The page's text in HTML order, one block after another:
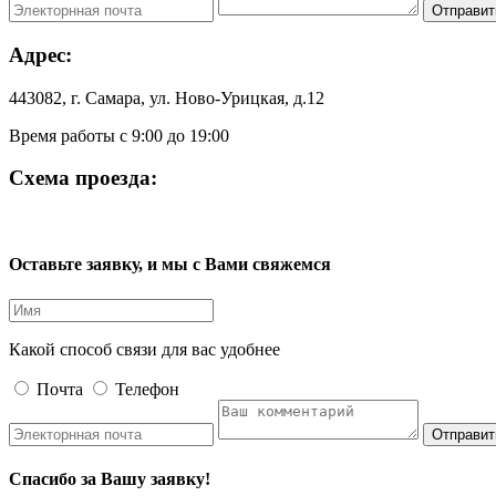
Адрес:
443082, г. Самара, ул. Ново-Урицкая, д.12
Время работы с 9:00 до 19:00
Схема проезда:
Оставьте заявку, и мы с Вами свяжемся
Какой способ связи для вас удобнее
Почта Телефон
Спасибо за Вашу заявку!